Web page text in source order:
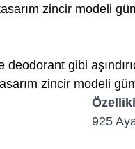
zincir modeli
gibi
zincir modeli
925